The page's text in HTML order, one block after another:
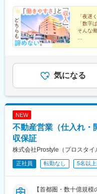
「夜遅
「数字
そんな
◎査定
気になる
NEW
不動産営業（仕入れ・
収保証
株式会社Prostyle（プロスタ
正社員 転勤なし 5名以
【首都圏・数十億規